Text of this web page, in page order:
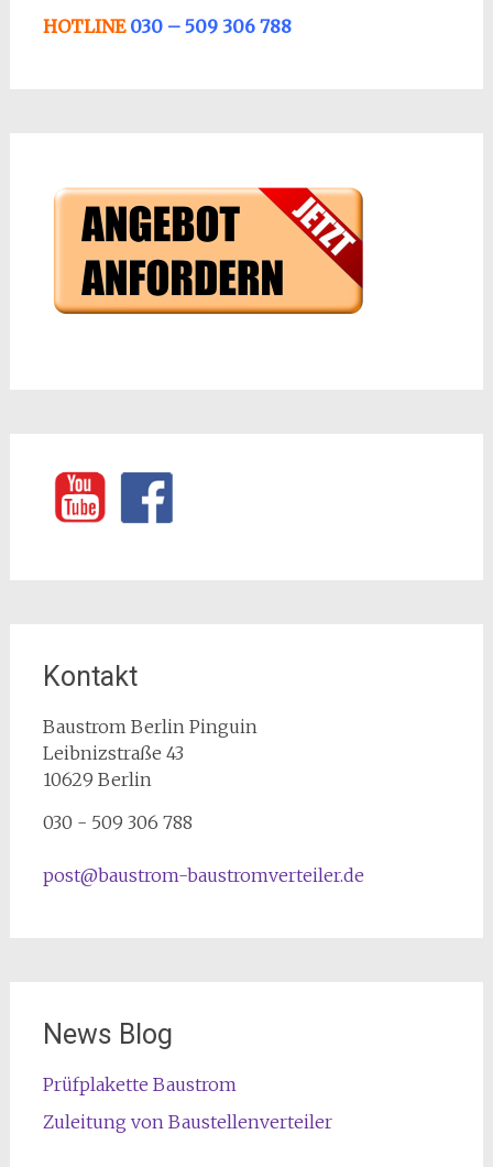
HOTLINE 030 – 509 306 788
Kontakt
Baustrom Berlin Pinguin
Leibnizstraße 43
10629 Berlin
030 - 509 306 788
post@baustrom-baustromverteiler.de
News Blog
Prüfplakette Baustrom
Zuleitung von Baustellenverteiler